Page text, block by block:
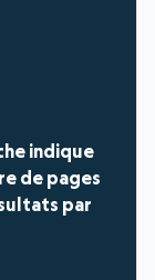
indique
de pages
par